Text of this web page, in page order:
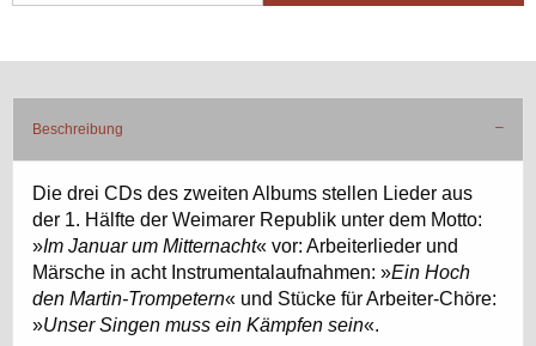
Beschreibung
Die drei CDs des zweiten Albums stellen Lieder aus
der 1. Hälfte der Weimarer Republik unter dem Motto:
»Im Januar um Mitternacht« vor: Arbeiterlieder und
Märsche in acht Instrumentalaufnahmen: »Ein Hoch
den Martin-Trompetern« und Stücke für Arbeiter-Chöre:
»Unser Singen muss ein Kämpfen sein«.